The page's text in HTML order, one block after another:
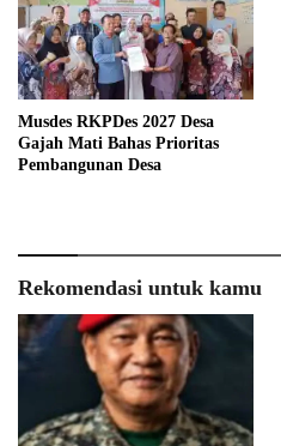
Musdes RKPDes 2027 Desa
Gajah Mati Bahas Prioritas
Pembangunan Desa
Rekomendasi untuk kamu